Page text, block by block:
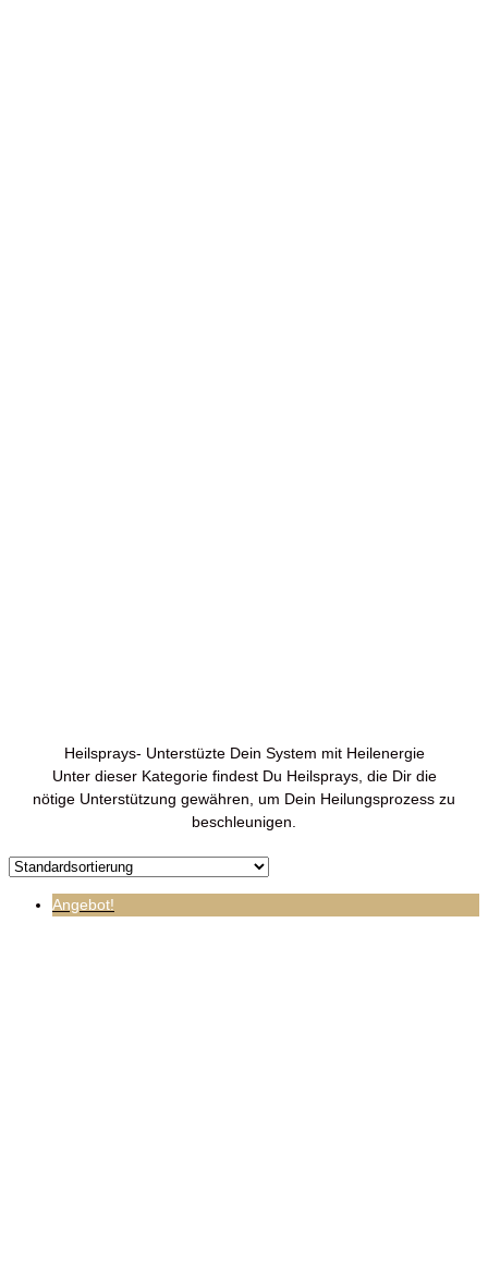
Heilsprays- Unterstüzte Dein System mit Heilenergie
Unter dieser Kategorie findest Du Heilsprays, die Dir die
nötige Unterstützung gewähren, um Dein Heilungsprozess zu
beschleunigen.
Angebot!